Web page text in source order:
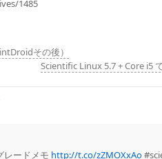
1485
その後）
Scientific Linux 5.7 + Core i5
レードメモ http://t.co/zZMOXxAo